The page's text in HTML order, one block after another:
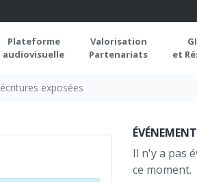
Plateforme
audiovisuelle
Valorisation
Partenariats
et
exposées
Il n'y a pas
ce moment.